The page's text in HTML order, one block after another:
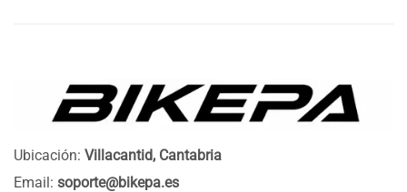
Ubicación: Villacantid, Cantabria
Email: soporte@bikepa.es